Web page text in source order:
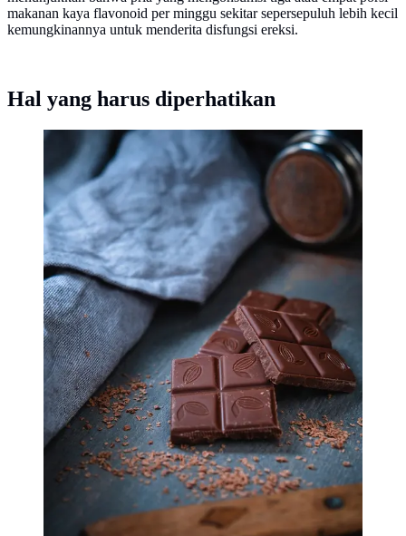
makanan kaya flavonoid per minggu sekitar sepersepuluh lebih kecil
kemungkinannya untuk menderita disfungsi ereksi.
Hal yang harus diperhatikan